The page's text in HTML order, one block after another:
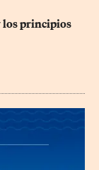
los principios